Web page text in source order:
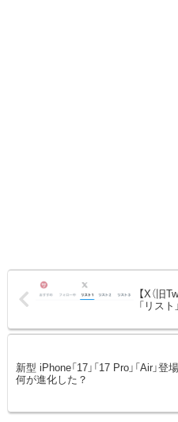
【X（旧
「リス
新型 iPhone「17」「17 Pro」「Air」登
何が進化した？